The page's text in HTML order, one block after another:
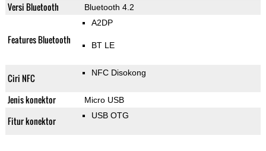
Versi Bluetooth Bluetooth 4.2
Features Bluetooth
A2DP
BT LE
Ciri NFC NFC Disokong
Jenis konektor Micro USB
Fitur konektor USB OTG